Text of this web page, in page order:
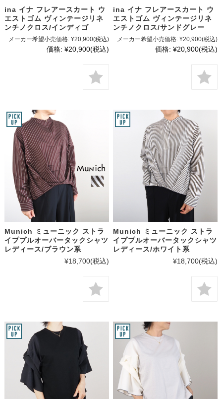
ina イナ フレアースカート ウ
エストゴム ヴィンテージリネ
ンチノクロス/インディゴ
メーカー希望小売価格: ¥20,900(税込)
価格: ¥20,900(税込)
ina イナ フレアースカート ウ
エストゴム ヴィンテージリネ
ンチノクロス/サンドグレー
メーカー希望小売価格: ¥20,900(税込)
価格: ¥20,900(税込)
Munich ミューニック ストラ
イププルオーバータックシャツ
レディース/ブラウン系
¥18,700(税込)
Munich ミューニック ストラ
イププルオーバータックシャツ
レディース/ホワイト系
¥18,700(税込)